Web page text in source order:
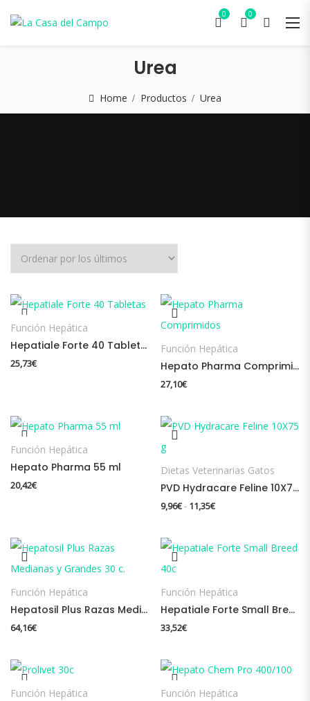
0 0
Urea
Home Productos Urea
Función Hepática
Hepatiale Forte 40 Tabletas
25,73€
Función Hepática
Hepato Pharma Comprimidos
27,10€
Función Hepática
Hepato Pharma 55 ml
20,42€
Dietas Veterinarias Gatos
PVD Hydracare Feline 10X75 g
9,96€- 11,35€Rango de precios:
Función Hepática
Hepatosil Plus Razas Medianas y Grandes 30 c.
64,16€
Función Hepática
Hepatiale Forte Small Breed 40c
33,52€
Función Hepática Función Hepática